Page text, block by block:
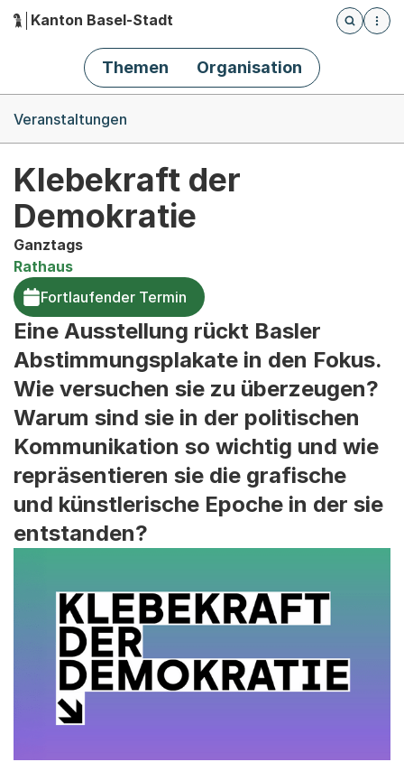
Hauptnavigation
Kanton Basel-Stadt
Öffnet
Themen Organisation
Veranstaltungen
Klebekraft der
Demokratie
Ganztags
Rathaus
Fortlaufender Termin
Eine Ausstellung rückt Basler
Abstimmungsplakate in den Fokus.
Wie versuchen sie zu überzeugen?
Warum sind sie in der politischen
Kommunikation so wichtig und wie
repräsentieren sie die grafische
und künstlerische Epoche in der sie
entstanden?